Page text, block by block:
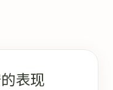
表现